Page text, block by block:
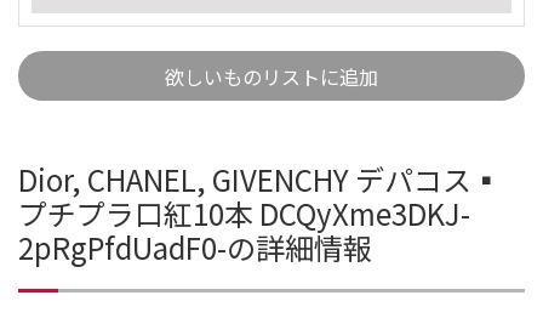
欲しいものリストに追加
Dior, CHANEL, GIVENCHY デパコス▪️
プチプラ口紅10本 DCQyXme3DKJ-
2pRgPfdUadF0-の詳細情報